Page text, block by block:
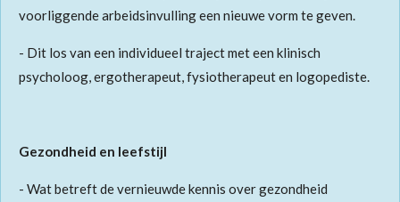
voorliggende arbeidsinvulling een nieuwe vorm te geven.
- Dit los van een individueel traject met een klinisch
psycholoog, ergotherapeut, fysiotherapeut en logopediste.
Gezondheid en leefstijl
- Wat betreft de vernieuwde kennis over gezondheid